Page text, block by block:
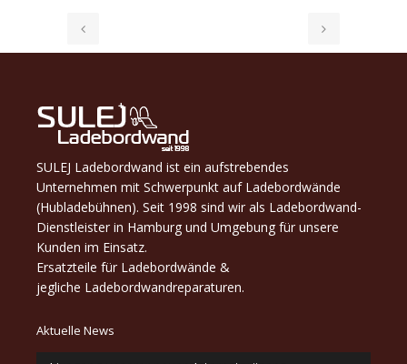
SULEJ Ladebordwand ist ein aufstrebendes
Unternehmen mit Schwerpunkt auf Ladebordwände
(Hubladebühnen). Seit 1998 sind wir als Ladebordwand-
Dienstleister in Hamburg und Umgebung für unsere
Kunden im Einsatz.
Ersatzteile für Ladebordwände &
jegliche Ladebordwandreparaturen.
Aktuelle News